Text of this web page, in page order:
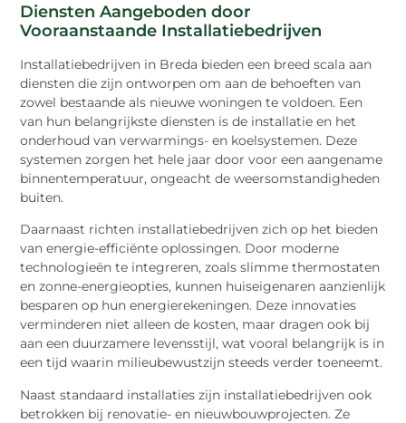
Diensten Aangeboden door
Vooraanstaande Installatiebedrijven
Installatiebedrijven in Breda bieden een breed scala aan
diensten die zijn ontworpen om aan de behoeften van
zowel bestaande als nieuwe woningen te voldoen. Een
van hun belangrijkste diensten is de installatie en het
onderhoud van verwarmings- en koelsystemen. Deze
systemen zorgen het hele jaar door voor een aangename
binnentemperatuur, ongeacht de weersomstandigheden
buiten.
Daarnaast richten installatiebedrijven zich op het bieden
van energie-efficiënte oplossingen. Door moderne
technologieën te integreren, zoals slimme thermostaten
en zonne-energieopties, kunnen huiseigenaren aanzienlijk
besparen op hun energierekeningen. Deze innovaties
verminderen niet alleen de kosten, maar dragen ook bij
aan een duurzamere levensstijl, wat vooral belangrijk is in
een tijd waarin milieubewustzijn steeds verder toeneemt.
Naast standaard installaties zijn installatiebedrijven ook
betrokken bij renovatie- en nieuwbouwprojecten. Ze